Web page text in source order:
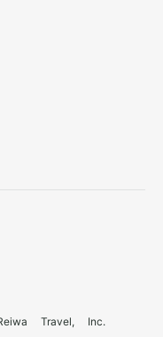
Travel, Inc.